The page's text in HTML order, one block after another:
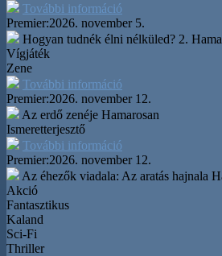
További információ
Premier:2026. november 5.
Hogyan tudnék élni nélküled? 2.
Vígjáték
Zene
További információ
Premier:2026. november 12.
Az erdő zenéje Hamarosan
Ismeretterjesztő
További információ
Premier:2026. november 12.
Az éhezők viadala: Az aratás hajnala
Akció
Fantasztikus
Kaland
Sci-Fi
Thriller